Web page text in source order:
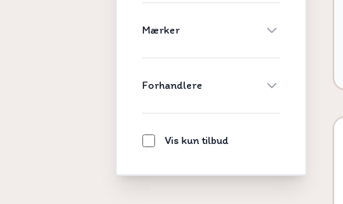
Mærker
Forhandlere
Vis kun tilbud